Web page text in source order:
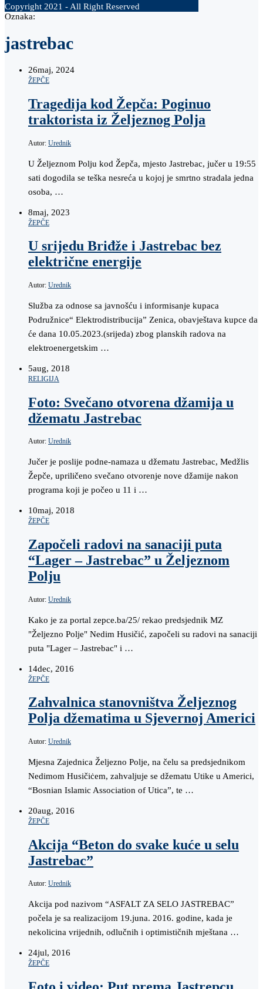
Copyright 2021 - All Right Reserved
Oznaka:
jastrebac
26maj, 2024
ŽEPČE
Tragedija kod Žepča: Poginuo
traktorista iz Željeznog Polja
Autor: Urednik
U Željeznom Polju kod Žepča, mjesto Jastrebac, jučer u 19:55
sati dogodila se teška nesreća u kojoj je smrtno stradala jedna
osoba, …
8maj, 2023
ŽEPČE
U srijedu Briđže i Jastrebac bez
električne energije
Autor: Urednik
Služba za odnose sa javnošću i informisanje kupaca
Podružnice“ Elektrodistribucija” Zenica, obavještava kupce da
će dana 10.05.2023.(srijeda) zbog planskih radova na
elektroenergetskim …
5aug, 2018
RELIGIJA
Foto: Svečano otvorena džamija u
džematu Jastrebac
Autor: Urednik
Jučer je poslije podne-namaza u džematu Jastrebac, Medžlis
Žepče, upriličeno svečano otvorenje nove džamije nakon
programa koji je počeo u 11 i …
10maj, 2018
ŽEPČE
Započeli radovi na sanaciji puta
“Lager – Jastrebac” u Željeznom
Polju
Autor: Urednik
Kako je za portal zepce.ba/25/ rekao predsjednik MZ
"Željezno Polje" Nedim Husičić, započeli su radovi na sanaciji
puta "Lager – Jastrebac" i …
14dec, 2016
ŽEPČE
Zahvalnica stanovništva Željeznog
Polja džematima u Sjevernoj Americi
Autor: Urednik
Mjesna Zajednica Željezno Polje, na čelu sa predsjednikom
Nedimom Husičiċem, zahvaljuje se džematu Utike u Americi,
“Bosnian Islamic Association of Utica”, te …
20aug, 2016
ŽEPČE
Akcija “Beton do svake kuće u selu
Jastrebac”
Autor: Urednik
Akcija pod nazivom “ASFALT ZA SELO JASTREBAC”
počela je sa realizacijom 19.juna. 2016. godine, kada je
nekolicina vrijednih, odlučnih i optimističnih mještana …
24jul, 2016
ŽEPČE